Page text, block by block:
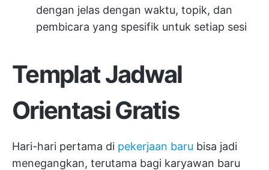
dengan jelas dengan waktu, topik, dan
pembicara yang spesifik untuk setiap sesi
Templat Jadwal
Orientasi Gratis
Hari-hari pertama di pekerjaan baru bisa jadi
menegangkan, terutama bagi karyawan baru